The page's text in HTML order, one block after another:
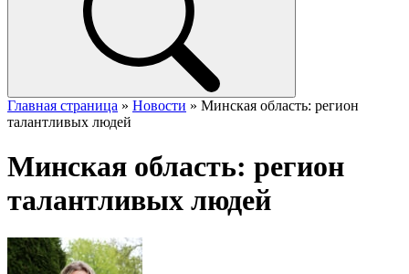
Главная страница » Новости » Минская область: регион
талантливых людей
Минская область: регион
талантливых людей